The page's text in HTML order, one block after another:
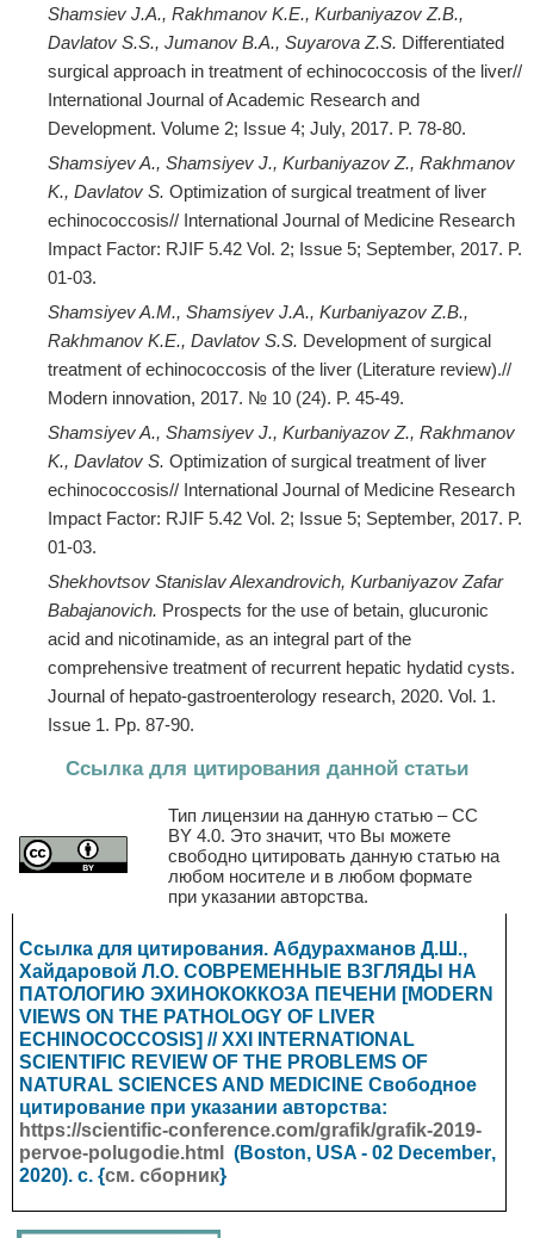
Shamsiev J.A., Rakhmanov K.E., Kurbaniyazov Z.B.,
Davlatov S.S., Jumanov B.A., Suyarova Z.S. Differentiated
surgical approach in treatment of echinococcosis of the liver//
International Journal of Academic Research and
Development. Volume 2; Issue 4; July, 2017. P. 78-80.
Shamsiyev A., Shamsiyev J., Kurbaniyazov Z., Rakhmanov
K., Davlatov S. Optimization of surgical treatment of liver
echinococcosis// International Journal of Medicine Research
Impact Factor: RJIF 5.42 Vol. 2; Issue 5; September, 2017. P.
01-03.
Shamsiyev A.М., Shamsiyev J.А., Kurbaniyazov Z.В.,
Rakhmanov K.Е., Davlatov S.S. Development of surgical
treatment of echinococcosis of the liver (Literature review).//
Modern innovation, 2017. № 10 (24). P. 45-49.
Shamsiyev A., Shamsiyev J., Kurbaniyazov Z., Rakhmanov
K., Davlatov S. Optimization of surgical treatment of liver
echinococcosis// International Journal of Medicine Research
Impact Factor: RJIF 5.42 Vol. 2; Issue 5; September, 2017. P.
01-03.
Shekhovtsov Stanislav Alexandrovich, Kurbaniyazov Zafar
Babajanovich. Рrospects for the use of betain, glucuronic
acid and nicotinamide, as an integral part of the
comprehensive treatment of recurrent hepatic hydatid cysts.
Journal of hepato-gastroenterology research, 2020. Vol. 1.
Issue 1. Pp. 87-90.
Ссылка для цитирования данной статьи
Тип лицензии на данную статью – CC
BY 4.0. Это значит, что Вы можете
свободно цитировать данную статью на
любом носителе и в любом формате
при указании авторства.
Ссылка для цитирования. Абдурахманов Д.Ш.,
Хайдаровой Л.О. СОВРЕМЕННЫЕ ВЗГЛЯДЫ НА
ПАТОЛОГИЮ ЭХИНОКОККОЗА ПЕЧЕНИ [MODERN
VIEWS ON THE PATHOLOGY OF LIVER
ECHINOCOCCOSIS] // XXI INTERNATIONAL
SCIENTIFIC REVIEW OF THE PROBLEMS OF
NATURAL SCIENCES AND MEDICINE Свободное
цитирование при указании авторства:
https://scientific-conference.com/grafik/grafik-2019-
pervoe-polugodie.html
(Boston, USA - 02 December,
2020). с. {см. сборник}